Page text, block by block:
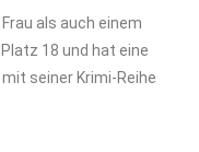
als auch einem
18 und hat eine
seiner Krimi-Reihe